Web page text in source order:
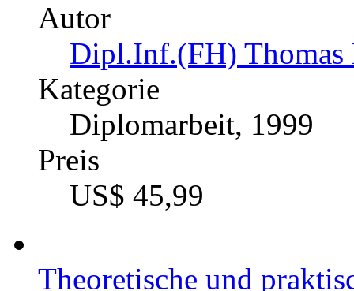
Autor
Dipl.Inf.(FH)
Kategorie
Diplomarbeit, 1999
Preis
US$ 45,99
Theoretische und